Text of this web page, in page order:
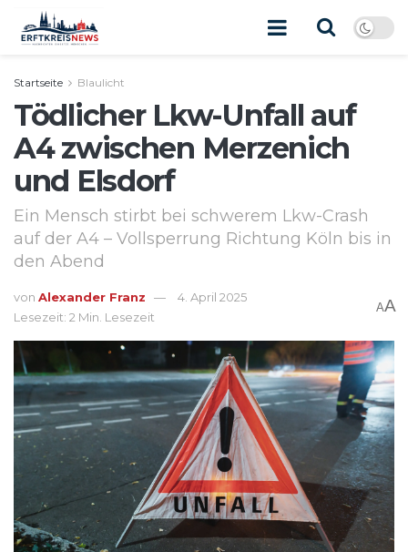
Startseite Blaulicht
Tödlicher Lkw-Unfall auf
A4 zwischen Merzenich
und Elsdorf
Ein Mensch stirbt bei schwerem Lkw-Crash
auf der A4 – Vollsperrung Richtung Köln bis in
den Abend
von Alexander Franz
4. April 2025
Lesezeit: 2 Min. Lesezeit
AA